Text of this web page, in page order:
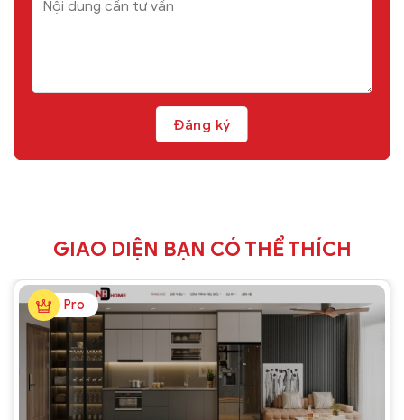
GIAO DIỆN BẠN CÓ THỂ THÍCH
Pro